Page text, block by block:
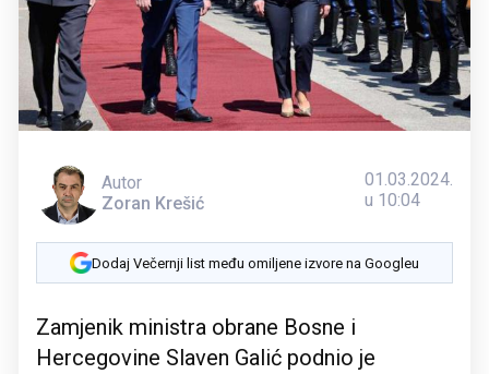
Autor
Zoran Krešić
01.03.2024.
u 10:04
Dodaj Večernji list među omiljene izvore na Googleu
Zamjenik ministra obrane Bosne i
Hercegovine Slaven Galić podnio je